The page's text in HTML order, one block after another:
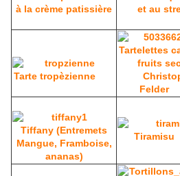
à la crème patissière
et au
Tarte tropèzienne
Tartelettes
fruits
Felder
Tiffany (Entremets
Mangue, Framboise,
ananas)
Tiramisu